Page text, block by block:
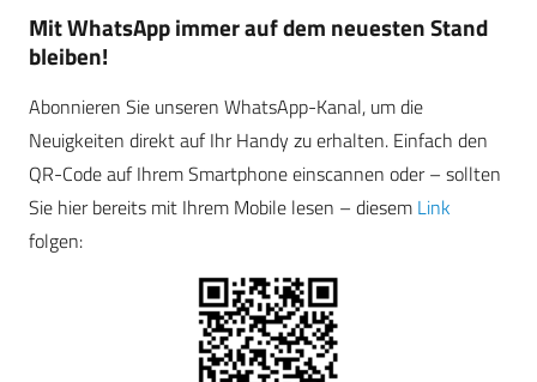
Mit WhatsApp immer auf dem neuesten Stand
bleiben!
Abonnieren Sie unseren WhatsApp-Kanal, um die
Neuigkeiten direkt auf Ihr Handy zu erhalten. Einfach den
QR-Code auf Ihrem Smartphone einscannen oder – sollten
Sie hier bereits mit Ihrem Mobile lesen – diesem Link
folgen: